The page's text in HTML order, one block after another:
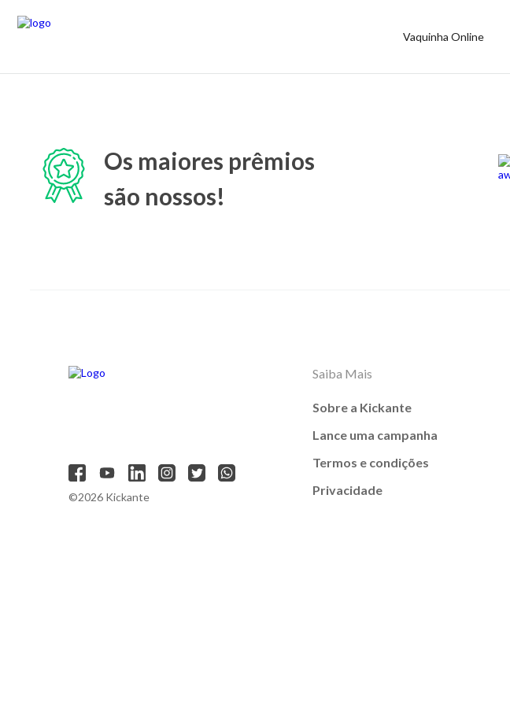
Vaquinha Online
Os maiores prêmios
são nossos!
©2026 Kickante
Saiba Mais
Sobre a Kickante
Lance uma campanha
Termos e condições
Privacidade